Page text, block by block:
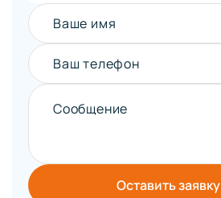
Ваше имя
Ваш телефон
Сообщение
Оставить заявку